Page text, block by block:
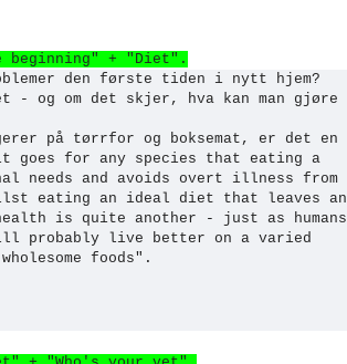
beginning" + "Diet".
den første tiden i nytt hjem?
- og om det skjer, hva kan man gjøre
på tørrfor og boksemat, er det en
goes for any species that eating a
needs and avoids overt illness from
eating an ideal diet that leaves an
is quite another - just as humans
probably live better on a varied
foods".